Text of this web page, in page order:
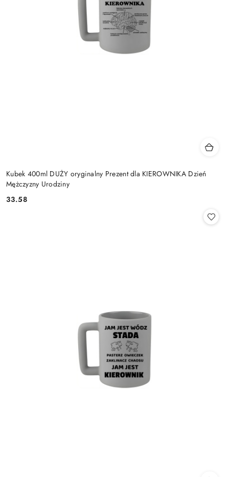
Kubek 400ml DUŻY oryginalny Prezent dla KIEROWNIKA Dzień
Mężczyzny Urodziny
Cena:
33.58